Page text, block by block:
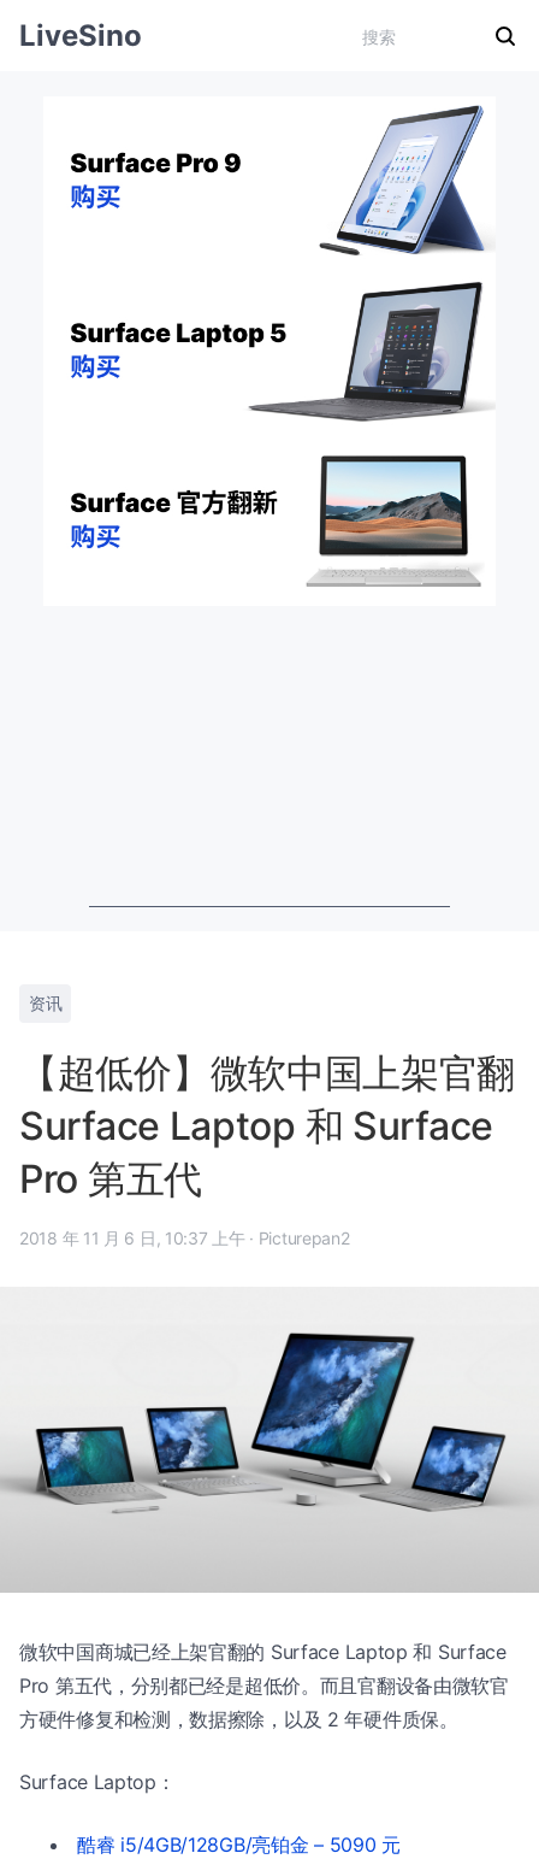
LiveSino
资讯
【超低价】微软中国上架官翻
Surface Laptop 和 Surface
Pro 第五代
2018 年 11 月 6 日, 10:37 上午 · Picturepan2
微软中国商城已经上架官翻的 Surface Laptop 和 Surface
Pro 第五代，分别都已经是超低价。而且官翻设备由微软官
方硬件修复和检测，数据擦除，以及 2 年硬件质保。
Surface Laptop：
酷睿 i5/4GB/128GB/亮铂金 – 5090 元